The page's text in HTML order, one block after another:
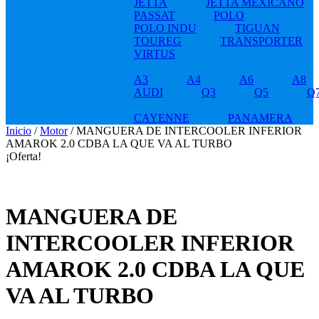
JETTA
JETTA MEXICANO
PASSAT
POLO
POLO INDU
TIGUAN
TOUREG
TRANSPORTER
VIRTUS
A3 A4 A6
A8
AUDI
Q3 Q5
CAYENNE
PANAMERA
Inicio /Motor/ MANGUERA DE INTERCOOLER INFERIOR
AMAROK 2.0 CDBA LA QUE VA AL TURBO
¡Oferta!
MANGUERA DE
INTERCOOLER INFERIOR
AMAROK 2.0 CDBA LA QUE
VA AL TURBO